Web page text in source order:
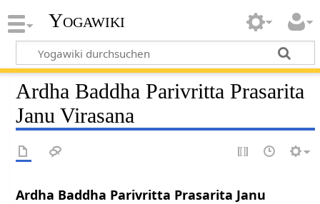
Yogawiki
Ardha Baddha Parivritta Prasarita
Janu Virasana
Ardha Baddha Parivritta Prasarita Janu